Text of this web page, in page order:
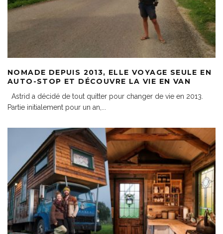
NOMADE DEPUIS 2013, ELLE VOYAGE SEULE EN
AUTO-STOP ET DÉCOUVRE LA VIE EN VAN
Astrid a décidé de tout quitter pour changer de vie en 2013.
Partie initialement pour un an,...